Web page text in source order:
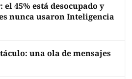
45% está desocupado y
nunca usaron Inteligencia
una ola de mensajes